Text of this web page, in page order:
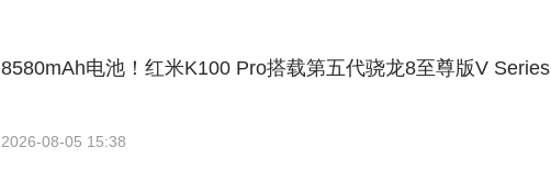
8580mAh电池！红米K100 Pro搭载第五代骁龙8至尊版V Series
2026-08-05 15:38